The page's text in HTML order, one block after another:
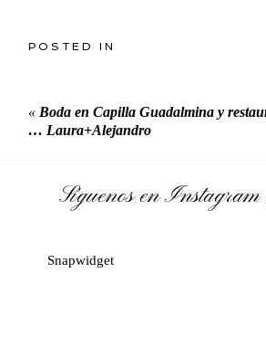
POSTED IN
« Boda en Capilla Guadalmina y
… Laura+Alejandro
Síguenos en Instagram
Snapwidget